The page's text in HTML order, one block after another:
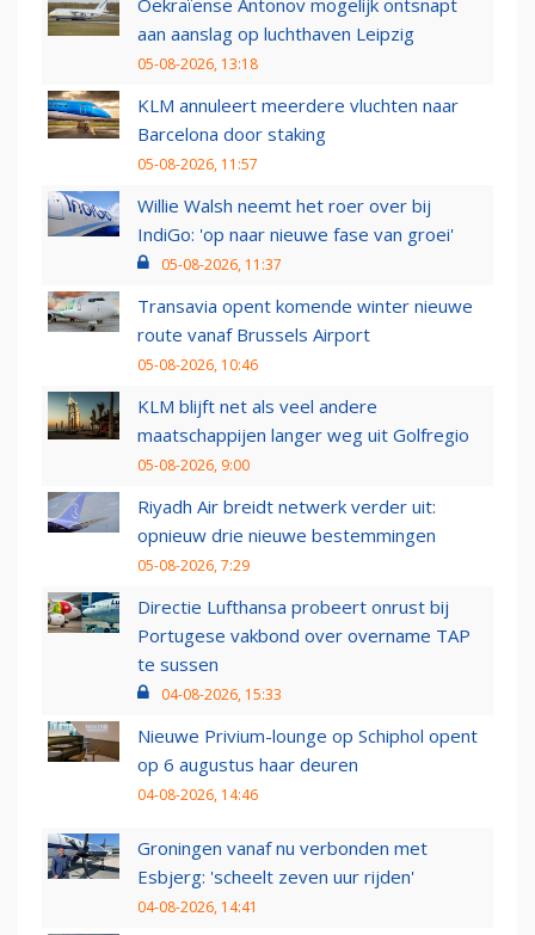
Oekraïense Antonov mogelijk ontsnapt
aan aanslag op luchthaven Leipzig
05-08-2026, 13:18
KLM annuleert meerdere vluchten naar
Barcelona door staking
05-08-2026, 11:57
Willie Walsh neemt het roer over bij
IndiGo: 'op naar nieuwe fase van groei'
05-08-2026, 11:37
Transavia opent komende winter nieuwe
route vanaf Brussels Airport
05-08-2026, 10:46
KLM blijft net als veel andere
maatschappijen langer weg uit Golfregio
05-08-2026, 9:00
Riyadh Air breidt netwerk verder uit:
opnieuw drie nieuwe bestemmingen
05-08-2026, 7:29
Directie Lufthansa probeert onrust bij
Portugese vakbond over overname TAP
te sussen
04-08-2026, 15:33
Nieuwe Privium-lounge op Schiphol opent
op 6 augustus haar deuren
04-08-2026, 14:46
Groningen vanaf nu verbonden met
Esbjerg: 'scheelt zeven uur rijden'
04-08-2026, 14:41